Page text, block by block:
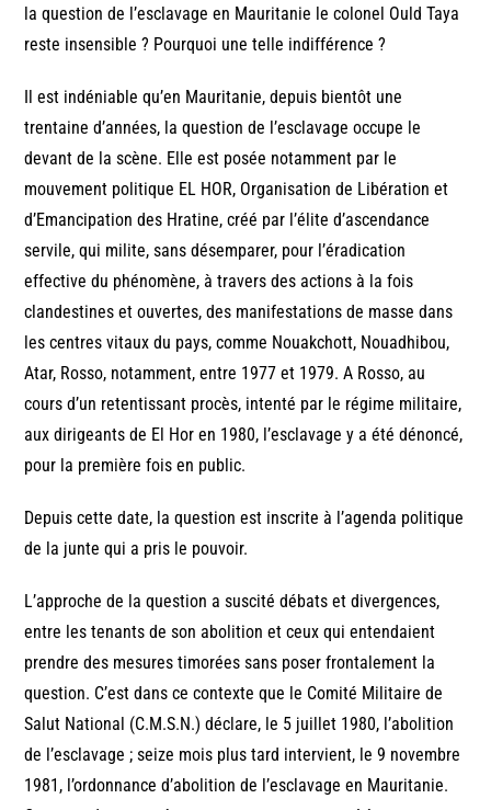
la question de l’esclavage en Mauritanie le colonel Ould Taya
reste insensible ? Pourquoi une telle indifférence ?
Il est indéniable qu’en Mauritanie, depuis bientôt une
trentaine d’années, la question de l’esclavage occupe le
devant de la scène. Elle est posée notamment par le
mouvement politique EL HOR, Organisation de Libération et
d’Emancipation des Hratine, créé par l’élite d’ascendance
servile, qui milite, sans désemparer, pour l’éradication
effective du phénomène, à travers des actions à la fois
clandestines et ouvertes, des manifestations de masse dans
les centres vitaux du pays, comme Nouakchott, Nouadhibou,
Atar, Rosso, notamment, entre 1977 et 1979. A Rosso, au
cours d’un retentissant procès, intenté par le régime militaire,
aux dirigeants de El Hor en 1980, l’esclavage y a été dénoncé,
pour la première fois en public.
Depuis cette date, la question est inscrite à l’agenda politique
de la junte qui a pris le pouvoir.
L’approche de la question a suscité débats et divergences,
entre les tenants de son abolition et ceux qui entendaient
prendre des mesures timorées sans poser frontalement la
question. C’est dans ce contexte que le Comité Militaire de
Salut National (C.M.S.N.) déclare, le 5 juillet 1980, l’abolition
de l’esclavage ; seize mois plus tard intervient, le 9 novembre
1981, l’ordonnance d’abolition de l’esclavage en Mauritanie.